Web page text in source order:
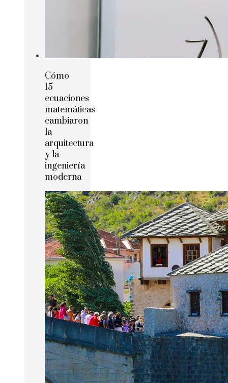
Cómo
15
ecuaciones
matemáticas
cambiaron
la
arquitectura
y la
ingeniería
moderna